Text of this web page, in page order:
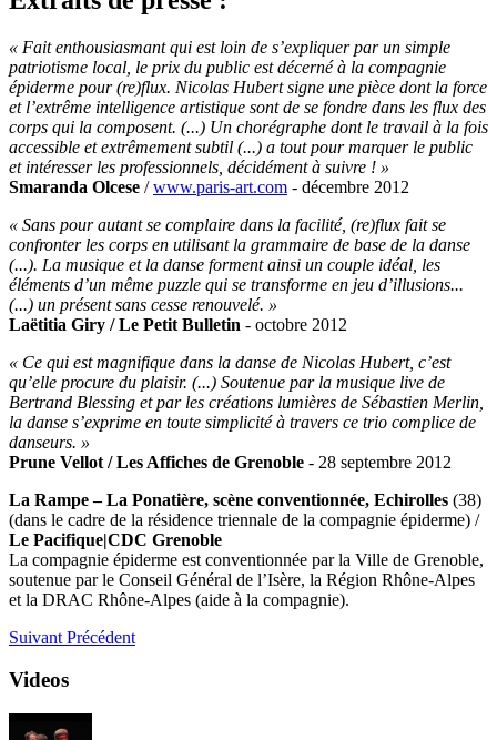
« Fait enthousiasmant qui est loin de s’expliquer par un simple
patriotisme local, le prix du public est décerné à la compagnie
épiderme pour (re)flux. Nicolas Hubert signe une pièce dont la force
et l’extrême intelligence artistique sont de se fondre dans les flux des
corps qui la composent. (...) Un chorégraphe dont le travail à la fois
accessible et extrêmement subtil (...) a tout pour marquer le public
et intéresser les professionnels, décidément à suivre ! »
Smaranda Olcese /www.paris-art.com - décembre 2012
« Sans pour autant se complaire dans la facilité, (re)flux fait se
confronter les corps en utilisant la grammaire de base de la danse
(...). La musique et la danse forment ainsi un couple idéal, les
éléments d’un même puzzle qui se transforme en jeu d’illusions...
(...) un présent sans cesse renouvelé. »
Laëtitia Giry / Le Petit Bulletin - octobre 2012
« Ce qui est magnifique dans la danse de Nicolas Hubert, c’est
qu’elle procure du plaisir. (...) Soutenue par la musique live de
Bertrand Blessing et par les créations lumières de Sébastien Merlin,
la danse s’exprime en toute simplicité à travers ce trio complice de
danseurs. »
Prune Vellot / Les Affiches de Grenoble - 28 septembre 2012
La Rampe – La Ponatière, scène conventionnée, Echirolles (38)
(dans le cadre de la résidence triennale de la compagnie épiderme) /
Le Pacifique|CDC Grenoble
La compagnie épiderme est conventionnée par la Ville de Grenoble,
soutenue par le Conseil Général de l’Isère, la Région Rhône-Alpes
et la DRAC Rhône-Alpes (aide à la compagnie).
Suivant Précédent
Videos